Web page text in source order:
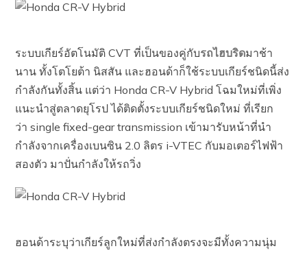
ระบบเกียร์อัตโนมัติ CVT ที่เป็นของคู่กับรถไฮบริดมาช้า
นาน ทั้งโตโยต้า นิสสัน และฮอนด้าก็ใช้ระบบเกียร์ชนิดนี้ส่ง
กำลังกันทั้งสิ้น แต่ว่า Honda CR-V Hybrid โฉมใหม่ที่เพิ่ง
แนะนำสู่ตลาดยุโรป ได้ติดตั้งระบบเกียร์ชนิดใหม่ ที่เรียก
ว่า single fixed-gear transmission เข้ามารับหน้าที่นำ
กำลังจากเครื่องเบนซิน 2.0 ลิตร i-VTEC กับมอเตอร์ไฟฟ้า
สองตัว มาปั่นกำลังให้รถวิ่ง
ฮอนด้าระบุว่าเกียร์ลูกใหม่ที่ส่งกำลังตรงจะมีทั้งความนุ่ม